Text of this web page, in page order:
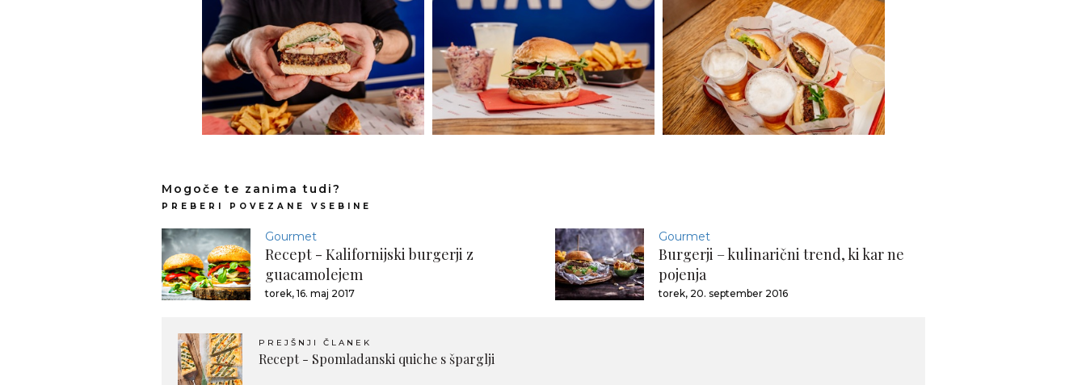
Mogoče te zanima tudi?
PREBERI POVEZANE VSEBINE
Gourmet
Recept - Kalifornijski burgerji z
guacamolejem
torek, 16. maj 2017
Gourmet
Burgerji – kulinarični trend, ki kar ne
pojenja
torek, 20. september 2016
PREJŠNJI ČLANEK
Recept - Spomladanski quiche s šparglji